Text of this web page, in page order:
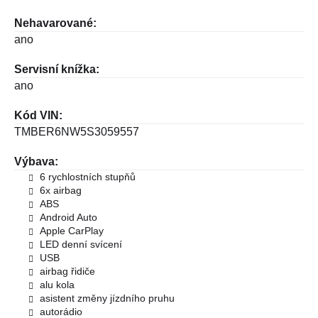
Nehavarované:
ano
Servisní knížka:
ano
Kód VIN:
TMBER6NW5S3059557
Výbava:
6 rychlostních stupňů
6x airbag
ABS
Android Auto
Apple CarPlay
LED denní svícení
USB
airbag řidiče
alu kola
asistent změny jízdního pruhu
autorádio